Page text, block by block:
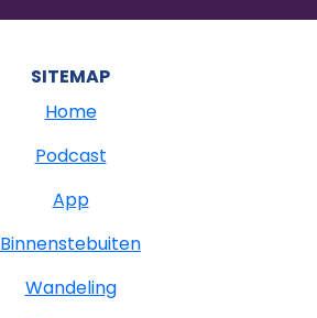
SITEMAP
Home
Podcast
App
Binnenstebuiten
Wandeling